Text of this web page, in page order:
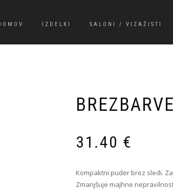
IZDELKI SALONI / VIZAŽISTI
31.40 €
Kompaktni puder brez sledi.
Zmanjšuje majhne